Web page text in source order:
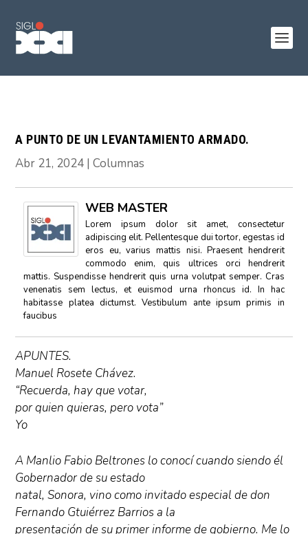
A PUNTO DE UN LEVANTAMIENTO ARMADO.
Abr 21, 2024 |Columnas
WEB MASTER
Lorem ipsum dolor sit amet, consectetur
adipiscing elit. Pellentesque dui tortor, egestas id
eros eu, varius mattis nisi. Praesent hendrerit
commodo enim, quis ultrices orci hendrerit
mattis. Suspendisse hendrerit quis urna volutpat semper. Cras
venenatis sem lectus, et euismod urna rhoncus id. In hac
habitasse platea dictumst. Vestibulum ante ipsum primis in
faucibus
APUNTES.
Manuel Rosete Chávez.
“Recuerda, hay que votar,
por quien quieras, pero vota”
Yo
A Manlio Fabio Beltrones lo conocí cuando siendo él
Gobernador de su estado
natal, Sonora, vino como invitado especial de don
Fernando Gtuiérrez Barrios a la
presentación de su primer informe de gobierno. Me lo